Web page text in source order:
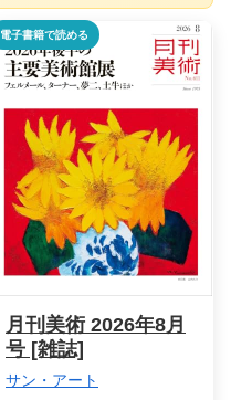
電子書籍で読める
月刊美術 2026年8月
号 [雑誌]
サン・アート